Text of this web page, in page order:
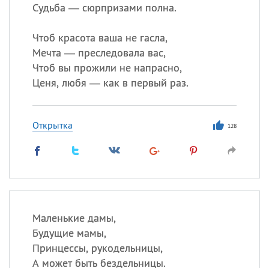
Судьба — сюрпризами полна.
Чтоб красота ваша не гасла,
Мечта — преследовала вас,
Чтоб вы прожили не напрасно,
Ценя, любя — как в первый раз.
Открытка 128
Маленькие дамы,
Будущие мамы,
Принцессы, рукодельницы,
А может быть бездельницы.